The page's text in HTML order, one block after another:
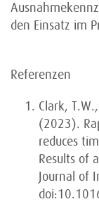
den Einsatz im
Referenzen
Clark,
(2023).
reduces
Results of
Journal of